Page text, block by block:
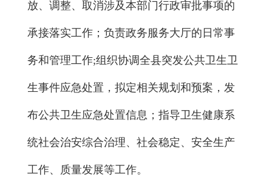
放、调整、取消涉及本部门行政审批事项的
承接落实工作；负责政务服务大厅的日常事
务和管理工作;组织协调全县突发公共卫生卫
生事件应急处置，拟定相关规划和预案，发
布公共卫生应急处置信息；指导卫生健康系
统社会治安综合治理、社会稳定、安全生产
工作、质量发展等工作。